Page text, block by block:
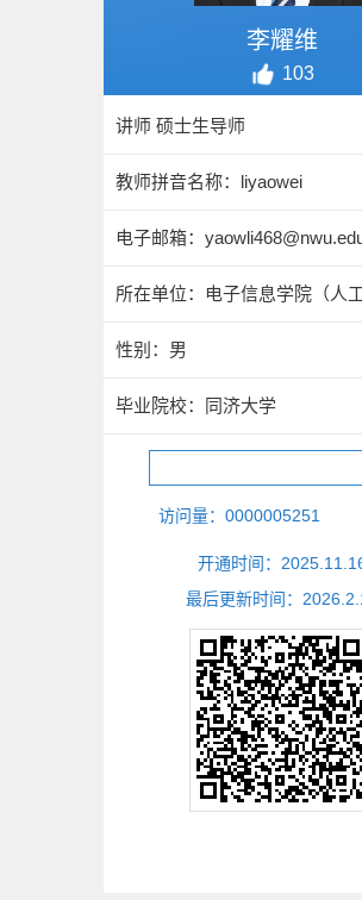
李耀维
103
讲师 硕士生导师
教师拼音名称：liyaowei
电子邮箱：
所在单位：电子信息学院（人
性别：男
毕业院校：同济大学
访问量： 0000005251
开通时间： 2025 11
最后更新时间： 2026 2